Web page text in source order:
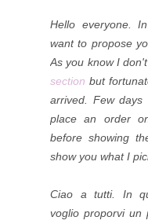
Hello everyone.
want to propose
As you know I
section but
arrived. Few
place an order
before showing
show you what I
Ciao a tutti. In
voglio proporvi un